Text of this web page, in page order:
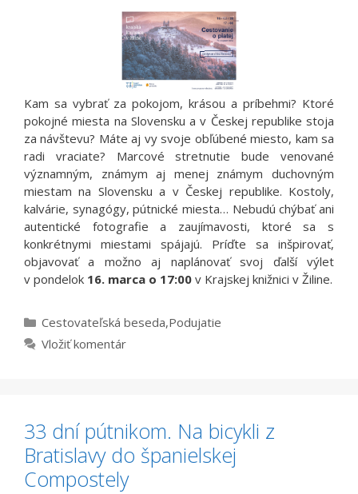
Kam sa vybrať za pokojom, krásou a príbehmi? Ktoré
pokojné miesta na Slovensku a v Českej republike stoja
za návštevu? Máte aj vy svoje obľúbené miesto, kam sa
radi vraciate? Marcové stretnutie bude venované
významným, známym aj menej známym duchovným
miestam na Slovensku a v Českej republike. Kostoly,
kalvárie, synagógy, pútnické miesta… Nebudú chýbať ani
autentické fotografie a zaujímavosti, ktoré sa s
konkrétnymi miestami spájajú. Príďte sa inšpirovať,
objavovať a možno aj naplánovať svoj ďalší výlet
v pondelok 16. marca o 17:00 v Krajskej knižnici v Žiline.
Kategórie
Cestovateľská beseda,Podujatie
Vložiť komentár
33 dní pútnikom. Na bicykli z
Bratislavy do španielskej
Compostely